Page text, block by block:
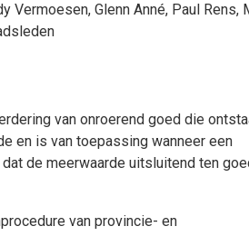
Vermoesen, Glenn Anné, Paul Rens,
van onroerend goed die
en is van toepassing wanneer een
de meerwaarde uitsluitend ten
van provincie- en